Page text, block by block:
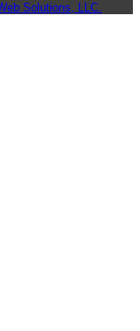
Solutions, LLC.